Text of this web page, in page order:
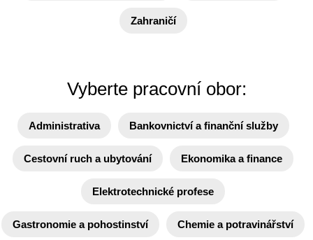
Zahraničí
Vyberte pracovní obor:
Administrativa Bankovnictví a finanční služby
Cestovní ruch a ubytování Ekonomika a finance
Elektrotechnické profese
Gastronomie a pohostinství Chemie a potravinářství